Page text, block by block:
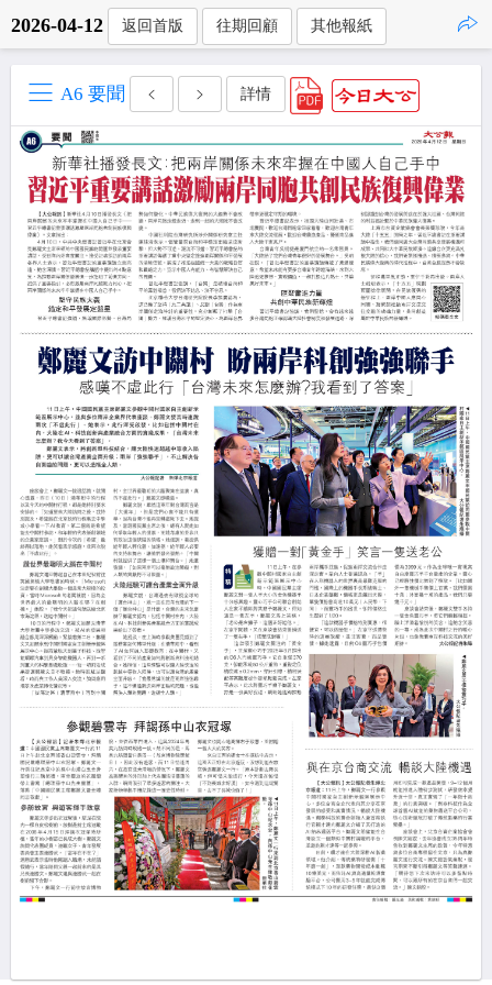
2026-04-12 返回首版 往期回顧 其他報紙
A6 要聞 詳情